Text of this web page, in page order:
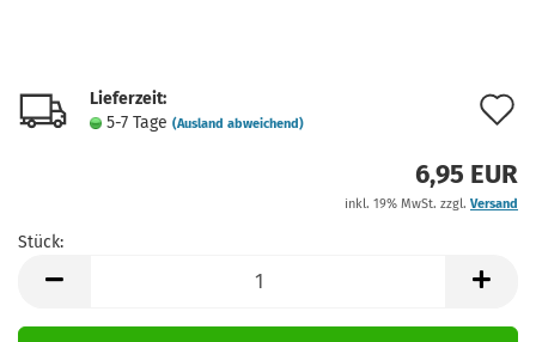
Lieferzeit:
5-7 Tage (Ausland abweichend)
6,95 EUR
inkl. 19% MwSt. zzgl. Versand
Stück: